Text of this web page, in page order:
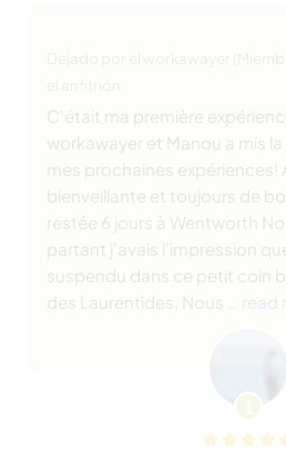
C'était ma première
workawayer et Manou a mis
mes prochaines expériences!
bienveillante et toujours de
restée 6 jours à Wentworth
partant j'avais l'impression
suspendu dans ce petit coin
des Laurentides. Nous
…